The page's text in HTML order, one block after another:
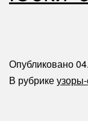
Опубликовано
В рубрике